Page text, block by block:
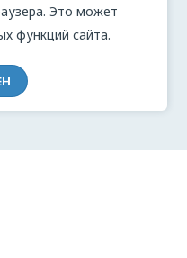
Это может
функций сайта.